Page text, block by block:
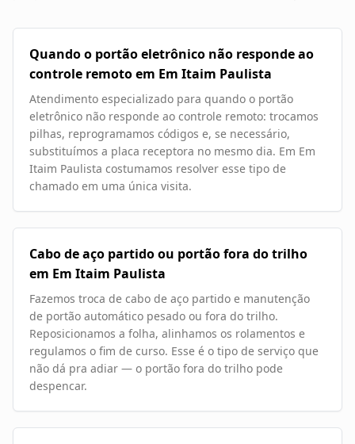
Quando o portão eletrônico não responde ao
controle remoto em Em Itaim Paulista
Atendimento especializado para quando o portão
eletrônico não responde ao controle remoto: trocamos
pilhas, reprogramamos códigos e, se necessário,
substituímos a placa receptora no mesmo dia. Em Em
Itaim Paulista costumamos resolver esse tipo de
chamado em uma única visita.
Cabo de aço partido ou portão fora do trilho
em Em Itaim Paulista
Fazemos troca de cabo de aço partido e manutenção
de portão automático pesado ou fora do trilho.
Reposicionamos a folha, alinhamos os rolamentos e
regulamos o fim de curso. Esse é o tipo de serviço que
não dá pra adiar — o portão fora do trilho pode
despencar.